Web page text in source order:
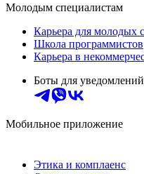
Молодым специалистам
Карьера для молодых
Школа программистов
Карьера в
Боты для уведомлений
Мобильное приложение
Этика и комплаенс